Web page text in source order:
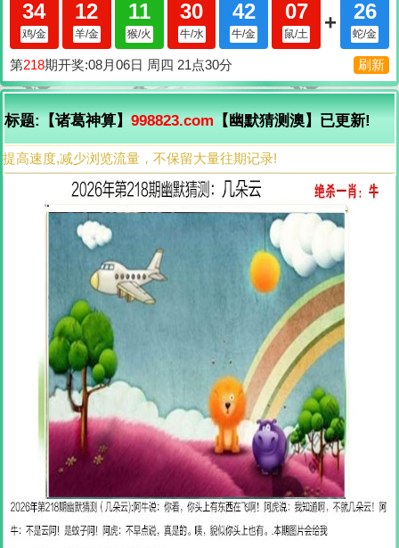
标题:【诸葛神算】 998823.com 【幽默猜测澳】已更新!
提高速度,减少浏览流量，不保留大量往期记录!